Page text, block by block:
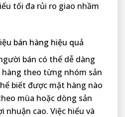
tối đa rủi ro giao nhầm
bán hàng hiệu quả
bán có thể dễ dàng
theo từng nhóm sản
biết được mặt hàng nào
mùa hoặc dòng sản
nhuận cao. Việc hiểu và